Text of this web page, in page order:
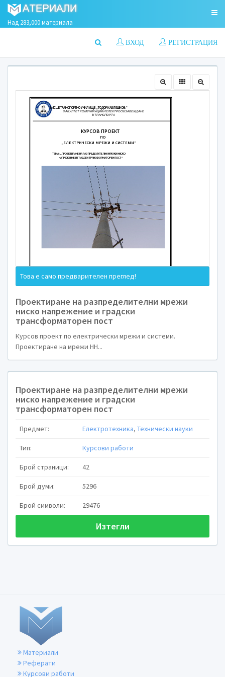
Над 283,000 материала
РЕГИСТРАЦИЯ
ВХОД
ВИСШЕ ТРАНСПОРТНО УЧИЛИЩЕ „ТОДОР
ФАКУЛТЕТ КОМУНИКАЦИИ И
„ЕЛЕКТРИЧЕСКИ МРЕЖИ
ТЕМА: „ПРОЕКТИРАНЕ НА РАЗПРЕДЕЛИТЕЛНИ
НАПРЕЖЕНИЕ И ГРАДСКИ
Това е само предварителен преглед!
Проектиране на разпределителни мрежи
ниско напрежение и градски
трансформаторен пост
Курсов проект по електрически мрежи и системи.
Проектиране на мрежи НН...
Проектиране на разпределителни мрежи
ниско напрежение и градски
трансформаторен пост
Предмет: Електротехника, Технически науки
Тип: Курсови работи
Брой страници: 42
Брой думи: 5296
Брой символи: 29476
Изтегли
Материали
Реферати
Курсови работи